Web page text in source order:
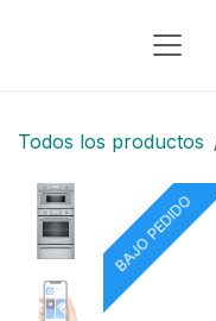
Todos los productos
BAJO PEDIDO
BAJO PEDIDO